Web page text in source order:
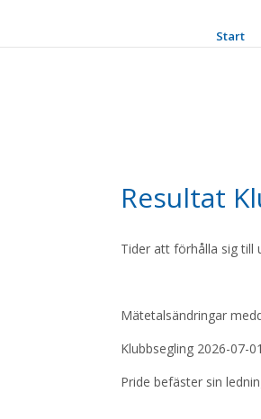
Start
Resultat
Tider att förhålla sig till
Mätetalsändringar
Klubbsegling 2026-07-01
Pride befäster sin